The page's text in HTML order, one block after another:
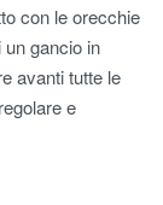
con le orecchie
un gancio in
avanti tutte le
e